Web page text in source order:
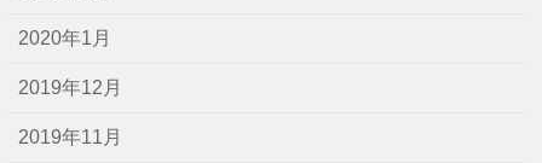
2020年1月
2019年12月
2019年11月